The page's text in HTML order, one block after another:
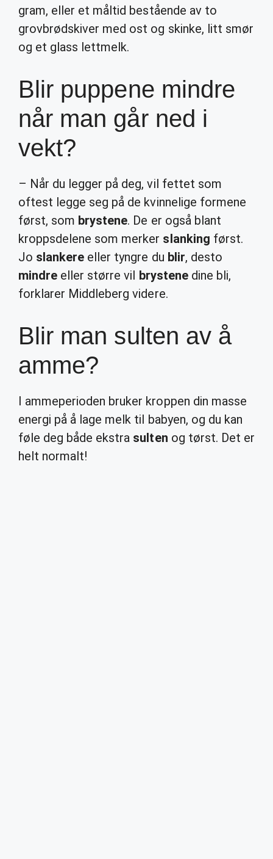
gram, eller et måltid bestående av to
grovbrødskiver med ost og skinke, litt smør
og et glass lettmelk.
Blir puppene mindre
når man går ned i
vekt?
– Når du legger på deg, vil fettet som
oftest legge seg på de kvinnelige formene
først, som brystene. De er også blant
kroppsdelene som merker slanking først.
Jo slankere eller tyngre du blir, desto
mindre eller større vil brystenedine bli,
forklarer Middleberg videre.
Blir man sulten av å
amme?
I ammeperioden bruker kroppen din masse
energi på å lage melk til babyen, og du kan
føle deg både ekstra sulten og tørst. Det er
helt normalt!